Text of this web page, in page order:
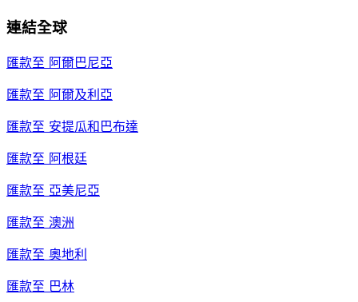
連結全球
匯款至 阿爾巴尼亞
匯款至 阿爾及利亞
匯款至 安提瓜和巴布達
匯款至 阿根廷
匯款至 亞美尼亞
匯款至 澳洲
匯款至 奧地利
匯款至 巴林